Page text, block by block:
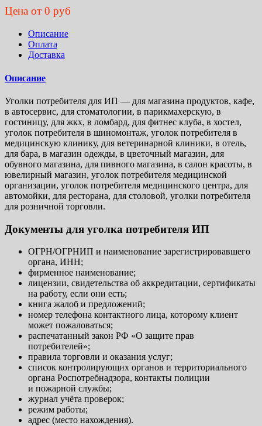
Цена от 0 руб
Описание
Оплата
Доставка
Описание
Уголки потребителя для ИП — для магазина продуктов, кафе,
в автосервис, для стоматологии, в парикмахерскую, в
гостиницу, для жкх, в ломбард, для фитнес клуба, в хостел,
уголок потребителя в шиномонтаж, уголок потребителя в
медицинскую клинику, для ветеринарной клиники, в отель,
для бара, в магазин одежды, в цветочный магазин, для
обувного магазина, для пивного магазина, в салон красоты, в
ювелирный магазин, уголок потребителя медицинской
организации, уголок потребителя медицинского центра, для
автомойки, для ресторана, для столовой, уголки потребителя
для розничной торговли.
Документы для уголка потребителя ИП
ОГРН/ОГРНИП и наименование зарегистрировавшего
органа, ИНН;
фирменное наименование;
лицензии, свидетельства об аккредитации, сертификаты
на работу, если они есть;
книга жалоб и предложений;
номер телефона контактного лица, которому клиент
может пожаловаться;
распечатанный закон РФ «О защите прав
потребителей»;
правила торговли и оказания услуг;
список контролирующих органов и территориального
органа Роспотребнадзора, контакты полиции
и пожарной службы;
журнал учёта проверок;
режим работы;
адрес (место нахождения).